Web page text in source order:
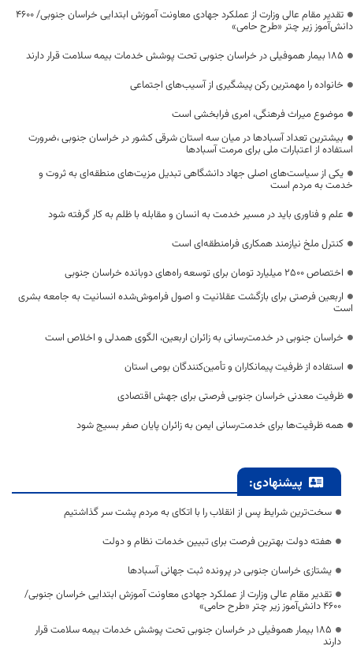
تقدیر مقام عالی وزارت از عملکرد جهادی معاونت آموزش ابتدایی خراسان جنوبی/ ۴۶۰۰
دانش‌آموز زیر چتر «طرح حامی»
۱۸۵ بیمار هموفیلی در خراسان جنوبی تحت پوشش خدمات بیمه سلامت قرار دارند
خانواده را مهمترین رکن پیشگیری از آسیب‌های اجتماعی
موضوع میراث فرهنگی، امری فرابخشی است
بیشترین تعداد آسبادها در میان سه استان شرقی کشور در خراسان جنوبی ،ضرورت
استفاده از اعتبارات ملی برای مرمت آسبادها
یکی از سیاست‌های اصلی جهاد دانشگاهی تبدیل مزیت‌های منطقه‌ای به ثروت و
خدمت به مردم است
علم و فناوری باید در مسیر خدمت به انسان و مقابله با ظلم به کار گرفته شود
کنترل ملخ نیازمند همکاری فرامنطقه‌ای است
اختصاص 2500 میلیارد تومان برای توسعه راه‌های دوبانده خراسان جنوبی
اربعین فرصتی برای بازگشت عقلانیت و اصول فراموش‌شده انسانیت به جامعه بشری
است
خراسان جنوبی در خدمت‌رسانی به زائران اربعین، الگوی همدلی و اخلاص است
استفاده از ظرفیت پیمانکاران و تأمین‌کنندگان بومی استان
ظرفیت معدنی خراسان جنوبی فرصتی برای جهش اقتصادی
همه ظرفیت‌ها برای خدمت‌رسانی ایمن به زائران پایان صفر بسیج شود
پیشنهادی:
سخت‌ترین شرایط پس از انقلاب را با اتکای به مردم پشت سر گذاشتیم
هفته دولت بهترین فرصت برای تبیین خدمات نظام و دولت
یشتازی خراسان جنوبی در پرونده ثبت جهانی آسبادها
تقدیر مقام عالی وزارت از عملکرد جهادی معاونت آموزش ابتدایی خراسان جنوبی/
۴۶۰۰ دانش‌آموز زیر چتر «طرح حامی»
۱۸۵ بیمار هموفیلی در خراسان جنوبی تحت پوشش خدمات بیمه سلامت قرار
دارند